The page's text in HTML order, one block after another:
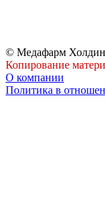
© Медафарм
Копирование
О компании
Политика в